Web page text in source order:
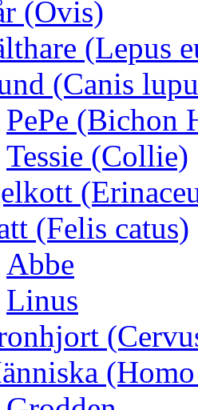
(Ovis)
(Lepus
(Canis
PePe (Bichon
Tessie (Collie)
(Felis catus)
Abbe
Linus